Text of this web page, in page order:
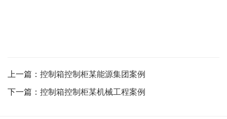
上一篇： 控制箱控制柜某能源集团案例
下一篇： 控制箱控制柜某机械工程案例